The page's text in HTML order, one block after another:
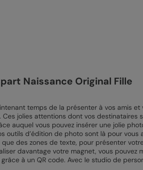
Naissance Original Fille
temps de la présenter à vos amis
Ces jolies attentions dont vos destinataires
auquel vous pouvez insérer une jolie
outils d’édition de photo sont là pour
des zones de texte, pour présenter
davantage votre magnet, vous
à un QR code. Avec le studio de